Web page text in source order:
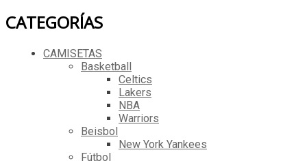
CATEGORÍAS
CAMISETAS
Basketball
Celtics
Lakers
NBA
Warriors
Beisbol
New York Yankees
Fútbol